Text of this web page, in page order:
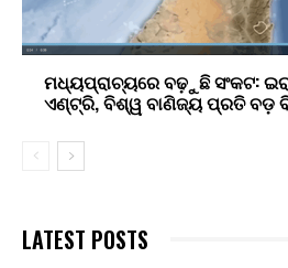
ମଧ୍ୟପ୍ରାଚ୍ୟରେ ବଢ଼ୁଛି ସଂକଟ:
ଏଣ୍ଟ୍ରି, ବିଶ୍ୱ ବାଣିଜ୍ୟ ପ୍ରତି ବଡ଼
LATEST POSTS